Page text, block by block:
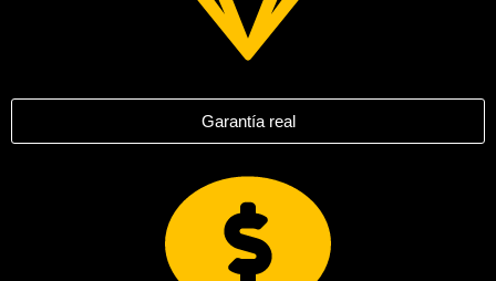
Garantía real